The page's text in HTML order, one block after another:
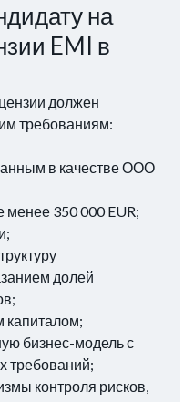
на
EMI в
должен
требованиям:
в качестве ООО
менее 350 000 EUR;
долей
капиталом;
бизнес-модель с
требований;
контроля рисков,